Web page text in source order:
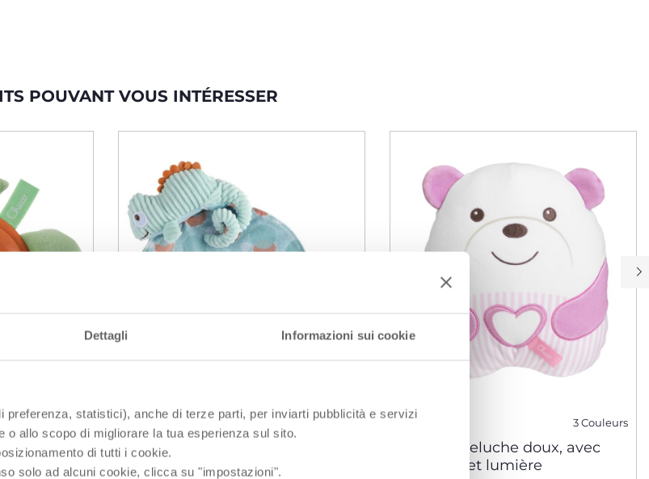
Dettagli Informazioni sui cookie
statistici), anche di terze parti, per inviarti pubblicità e servizi
o allo scopo di migliorare la tua esperienza sul sito.
di tutti i cookie.
solo ad alcuni cookie, clicca su "impostazioni".
POUVANT VOUS INTÉRESSER
Doudou Caméléon
3 Couleurs
Ours en peluche doux, avec
musique et lumière